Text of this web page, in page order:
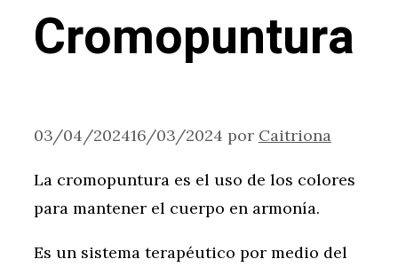
Cromopuntura
03/04/202416/03/2024 por Caitriona
La cromopuntura es el uso de los colores
para mantener el cuerpo en armonía.
Es un sistema terapéutico por medio del